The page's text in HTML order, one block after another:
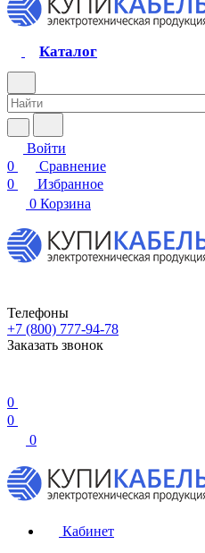
Каталог
Войти
0
Сравнение
0
Избранное
0 Корзина
Телефоны
+7 (800) 777-94-78
Заказать звонок
0
0
0
Кабинет